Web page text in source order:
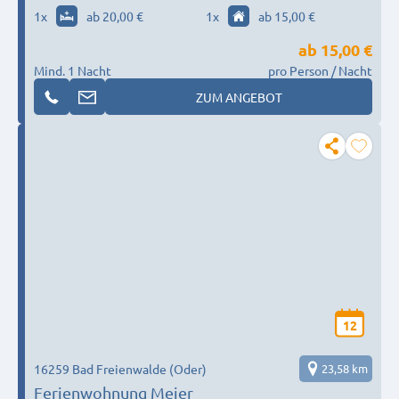
1x ab 20,00 € 1x ab 15,00 €
Mind. 1 Nacht
ab 15,00 €
pro Person / Nacht
ZUM ANGEBOT
12
Ferienwohnung Meier
16259 Bad Freienwalde (Oder) 23,58 km